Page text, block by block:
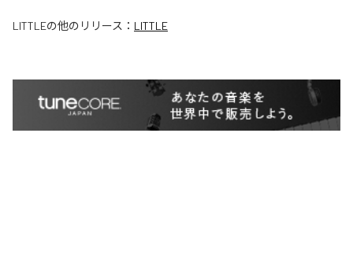
LITTLEの他のリリース： LITTLE